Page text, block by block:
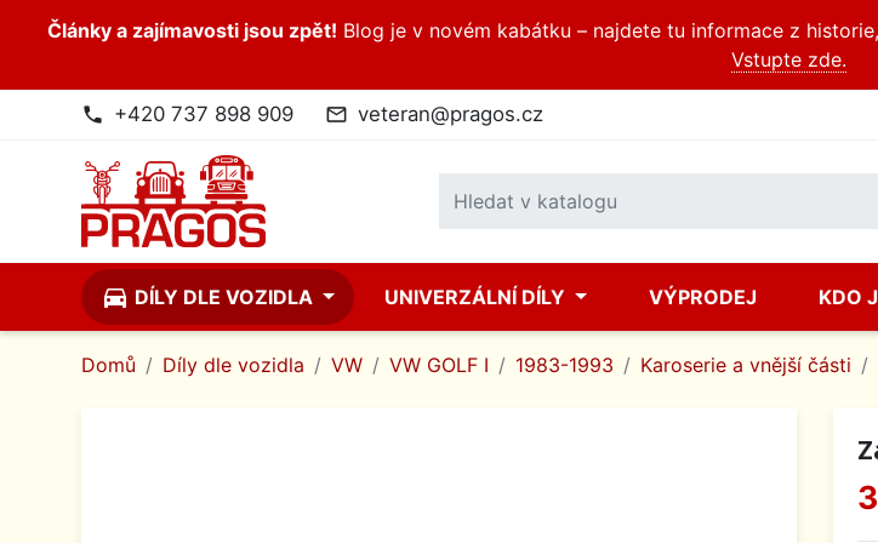
Články a zajímavosti jsou zpět! Blog je v novém kabátku – najdete tu informace z
Vstupte zde.
phone +420 737 898 909 mail_outline veteran@pragos.cz
directions_car DÍLY DLE VOZIDLA UNIVERZÁLNÍ DÍLY VÝPRODEJ KDO
Domů Díly dle vozidla VW VW GOLF I 1983-1993 Karoserie a vnější části